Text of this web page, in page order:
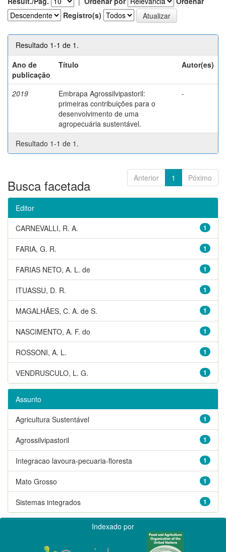
Registro(s)
Resultado 1-1 de 1.
Ano de
publicação
Título Autor(es)
2019
Embrapa Agrossilvipastoril:
primeiras contribuições para o
desenvolvimento de uma
agropecuária sustentável.
-
Resultado 1-1 de 1.
Anterior 1 Póximo
Busca facetada
Editor
1
CARNEVALLI, R. A.
1
FARIA, G. R.
1
FARIAS NETO, A. L. de
1
ITUASSU, D. R.
1
MAGALHÃES, C. A. de S.
1
NASCIMENTO, A. F. do
1
ROSSONI, A. L.
1
VENDRUSCULO, L. G.
Assunto
1
Agricultura Sustentável
1
Agrossilvipastoril
1
Integracao lavoura-pecuaria-floresta
1
Mato Grosso
1
Sistemas integrados
Indexado por